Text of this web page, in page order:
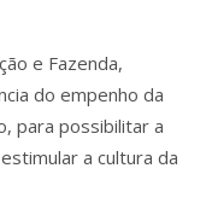
e Fazenda,
do empenho da
para possibilitar a
a cultura da